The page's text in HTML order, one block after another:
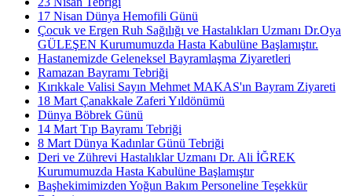
17 Nisan Dünya Hemofili Günü
Çocuk ve Ergen Ruh Sağılığı ve Hastalıkları Uzmanı Dr.Oya
GÜLEŞEN Kurumumuzda Hasta Kabulüne Başlamıştır.
Hastanemizde Geleneksel Bayramlaşma Ziyaretleri
Ramazan Bayramı Tebriği
Kırıkkale Valisi Sayın Mehmet MAKAS'ın Bayram Ziyareti
18 Mart Çanakkale Zaferi Yıldönümü
Dünya Böbrek Günü
14 Mart Tıp Bayramı Tebriği
8 Mart Dünya Kadınlar Günü Tebriği
Deri ve Zührevi Hastalıklar Uzmanı Dr. Ali İĞREK
Kurumumuzda Hasta Kabulüne Başlamıştır
Başhekimimizden Yoğun Bakım Personeline Teşekkür